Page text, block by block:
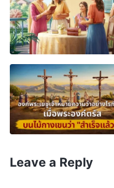
ของเรื่องนี้คืออะไร?
เชื่อหรอกเหรอ? ผู้นำ
พระเยซูเจ้าทรงเรียก
ว่าสิทธิอำนาจขององ
พระสันตปาปา ทำให้
พระเยซูเจ้าได้ ปุโร
ด้วย พวกเขาจึงยกโ
ให้ส่งต่อสิทธิอำนาจที่
Leave a Reply